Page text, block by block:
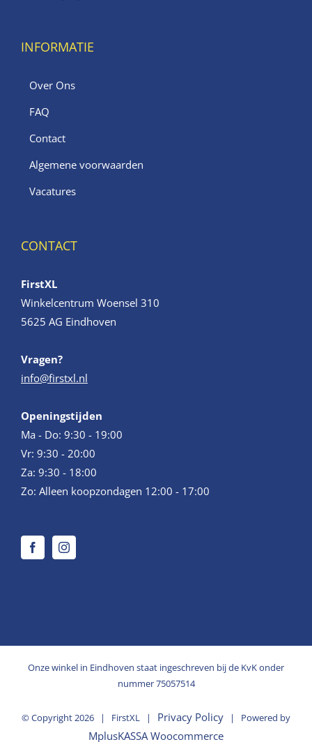
INFORMATIE
Over Ons
FAQ
Contact
Algemene voorwaarden
Vacatures
CONTACT
FirstXL
Winkelcentrum Woensel 310
5625 AG Eindhoven
Vragen?
info@firstxl.nl
Openingstijden
Ma - Do: 9:30 - 19:00
Vr: 9:30 - 20:00
Za: 9:30 - 18:00
Zo: Alleen koopzondagen 12:00 - 17:00
Onze winkel in Eindhoven staat ingeschreven bij de KvK onder
nummer 75057514
© Copyright2026 | FirstXL | Privacy Policy | Powered by
MplusKASSA Woocommerce